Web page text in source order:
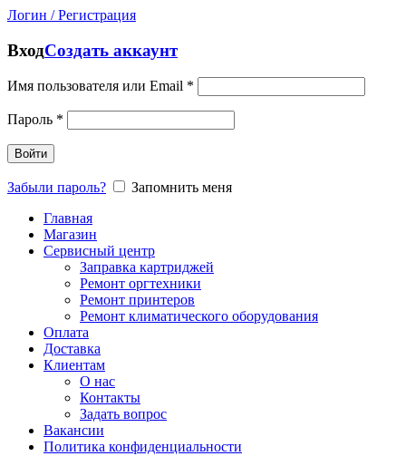
Логин / Регистрация
ВходСоздать аккаунт
Имя пользователя или Email *
Пароль *
Войти
Забыли пароль?
Запомнить меня
Главная
Магазин
Сервисный центр
Заправка картриджей
Ремонт оргтехники
Ремонт принтеров
Ремонт климатического оборудования
Оплата
Доставка
Клиентам
О нас
Контакты
Задать вопрос
Вакансии
Политика конфиденциальности